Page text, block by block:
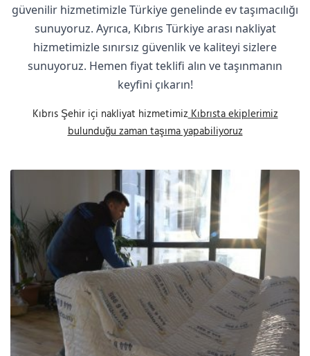
güvenilir hizmetimizle Türkiye genelinde ev taşımacılığı
sunuyoruz. Ayrıca, Kıbrıs Türkiye arası nakliyat
hizmetimizle sınırsız güvenlik ve kaliteyi sizlere
sunuyoruz. Hemen fiyat teklifi alın ve taşınmanın
keyfini çıkarın!
Kıbrıs Şehir içi nakliyat hizmetimizKıbrısta ekiplerimiz
bulunduğu zaman taşıma yapabiliyoruz